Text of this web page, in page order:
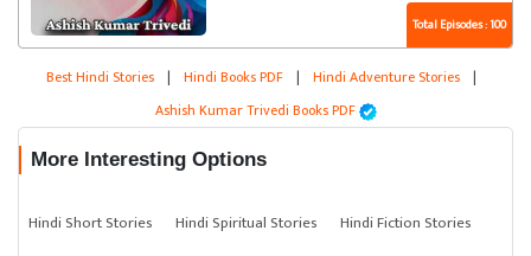
Total Episodes : 100
Best Hindi Stories | Hindi Books PDF | Hindi Adventure Stories |
Ashish Kumar Trivedi Books PDF
More Interesting Options
Hindi Short Stories Hindi Spiritual Stories
Hindi Fiction Stories